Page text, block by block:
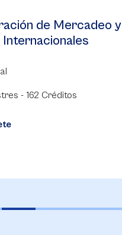
de Mercadeo y
- 162 Créditos